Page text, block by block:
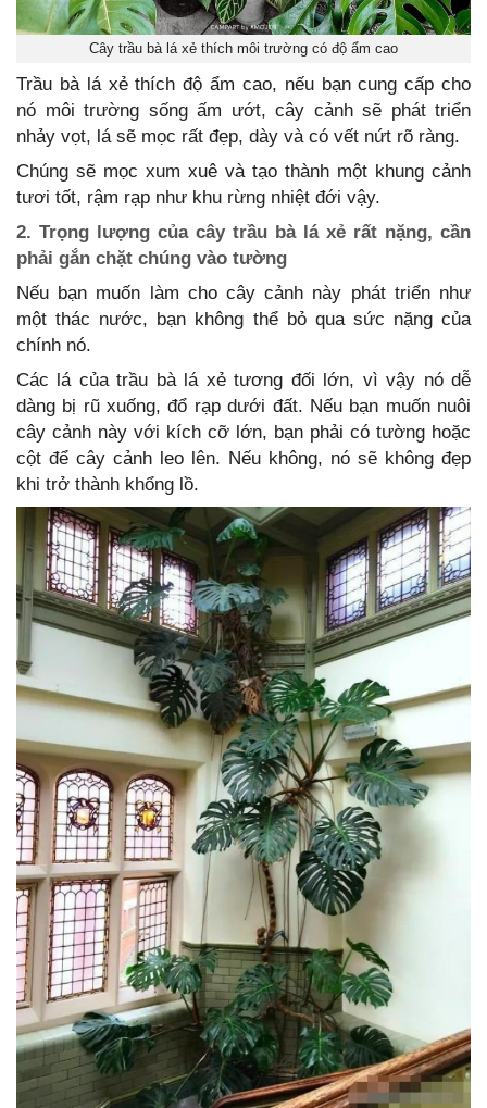
Cây trầu bà lá xẻ thích môi trường có độ ẩm cao
Trầu bà lá xẻ thích độ ẩm cao, nếu bạn cung cấp cho
nó môi trường sống ấm ướt, cây cảnh sẽ phát triển
nhảy vọt, lá sẽ mọc rất đẹp, dày và có vết nứt rõ ràng.
Chúng sẽ mọc xum xuê và tạo thành một khung cảnh
tươi tốt, rậm rạp như khu rừng nhiệt đới vậy.
2. Trọng lượng của cây trầu bà lá xẻ rất nặng, cần
phải gắn chặt chúng vào tường
Nếu bạn muốn làm cho cây cảnh này phát triển như
một thác nước, bạn không thể bỏ qua sức nặng của
chính nó.
Các lá của trầu bà lá xẻ tương đối lớn, vì vậy nó dễ
dàng bị rũ xuống, đổ rạp dưới đất. Nếu bạn muốn nuôi
cây cảnh này với kích cỡ lớn, bạn phải có tường hoặc
cột để cây cảnh leo lên. Nếu không, nó sẽ không đẹp
khi trở thành khổng lồ.